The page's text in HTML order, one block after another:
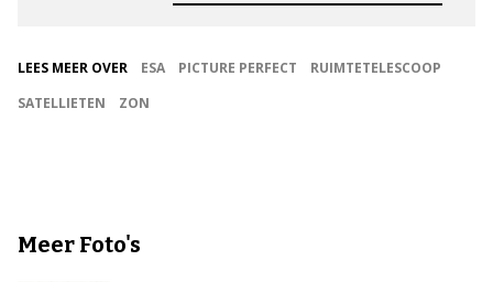
LEES MEER OVER ESA PICTURE PERFECT
RUIMTETELESCOOP
SATELLIETEN
ZON
Meer Foto's